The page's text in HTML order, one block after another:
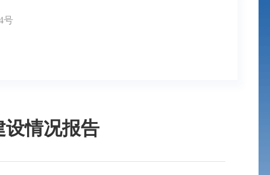
号
设情况报告